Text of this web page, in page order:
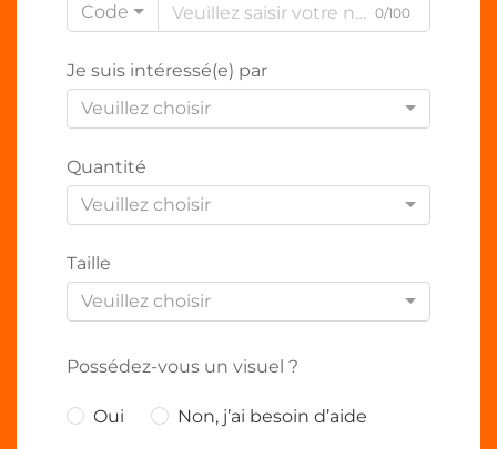
Code
0/100
Je suis intéressé(e) par
Veuillez choisir
Quantité
Veuillez choisir
Taille
Veuillez choisir
Possédez-vous un visuel ?
Oui Non, j’ai besoin d’aide